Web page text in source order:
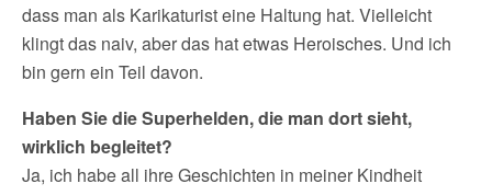
dass man als Karikaturist eine Haltung hat. Vielleicht
klingt das naiv, aber das hat etwas Heroisches. Und ich
bin gern ein Teil davon.
Haben Sie die Superhelden, die man dort sieht,
wirklich begleitet?
Ja, ich habe all ihre Geschichten in meiner Kindheit